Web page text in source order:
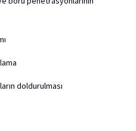
doldurulması